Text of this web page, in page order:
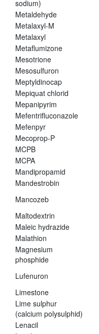
sodium)
Metaldehyde
Metalaxyl-M
Metalaxyl
Metaflumizone
Mesotrione
Mesosulfuron
Meptyldinocap
Mepiquat chlorid
Mepanipyrim
Mefentrifluconazole
Mefenpyr
Mecoprop-P
MCPB
MCPA
Mandipropamid
Mandestrobin
Mancozeb
Maltodextrin
Maleic hydrazide
Malathion
Magnesium
phosphide
Lufenuron
Limestone
Lime sulphur
(calcium polysulphid)
Lenacil